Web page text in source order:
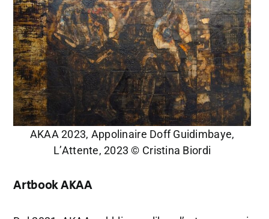
AKAA 2023, Appolinaire Doff Guidimbaye,
L’Attente, 2023 © Cristina Biordi
Artbook AKAA